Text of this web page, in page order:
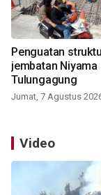
Penguatan
jembatan Niyama
Tulungagung
Jumat, 7 Agustus
Video